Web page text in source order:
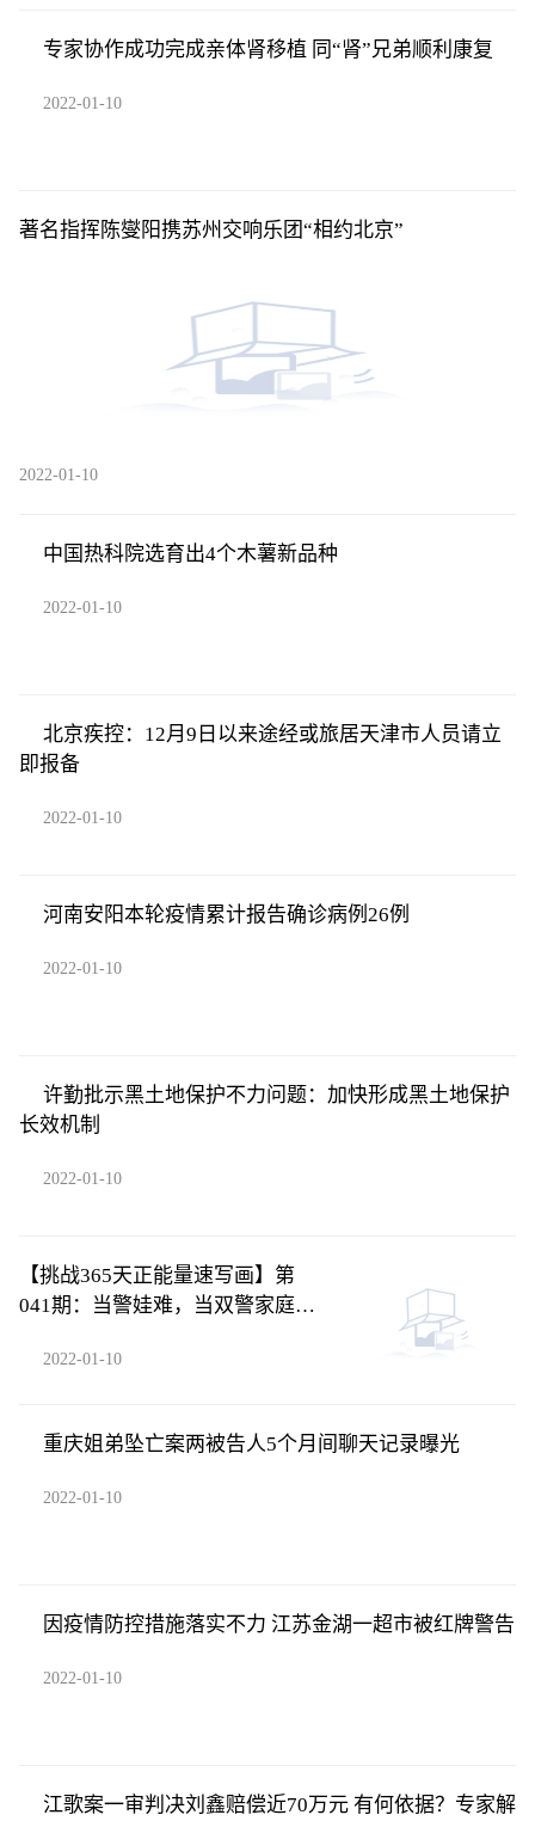
专家协作成功完成亲体肾移植 同“肾”兄弟顺利康复
2022-01-10
著名指挥陈燮阳携苏州交响乐团“相约北京”
2022-01-10
中国热科院选育出4个木薯新品种
2022-01-10
北京疾控：12月9日以来途经或旅居天津市人员请立
即报备
2022-01-10
河南安阳本轮疫情累计报告确诊病例26例
2022-01-10
许勤批示黑土地保护不力问题：加快形成黑土地保护
长效机制
2022-01-10
【挑战365天正能量速写画】第
041期：当警娃难，当双警家庭的
2022-01-10
重庆姐弟坠亡案两被告人5个月间聊天记录曝光
2022-01-10
因疫情防控措施落实不力 江苏金湖一超市被红牌警告
2022-01-10
江歌案一审判决刘鑫赔偿近70万元 有何依据？专家解